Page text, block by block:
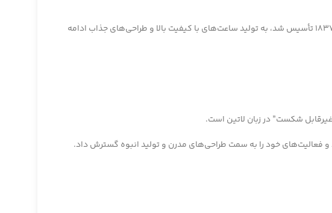
ساعت‌های اینویکتا (Invicta) به خاطر طراحی‌های برجسته و قیمت‌های مناسب خود شناخته شده‌اند. برند اینویکتا، که در سال ۱۸۳۷ تأسیس شد، به تولید ساعت‌های با کیفیت بالا و طراحی‌های جذاب ادامه